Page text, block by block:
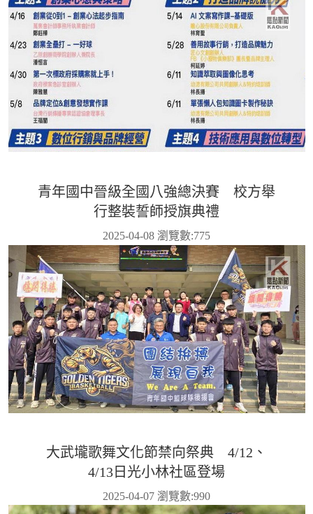
青年國中晉級全國八強總決賽 校方舉
行整裝誓師授旗典禮
2025-04-08 瀏覽數:775
大武壠歌舞文化節禁向祭典 4/12、
4/13日光小林社區登場
2025-04-07 瀏覽數:990